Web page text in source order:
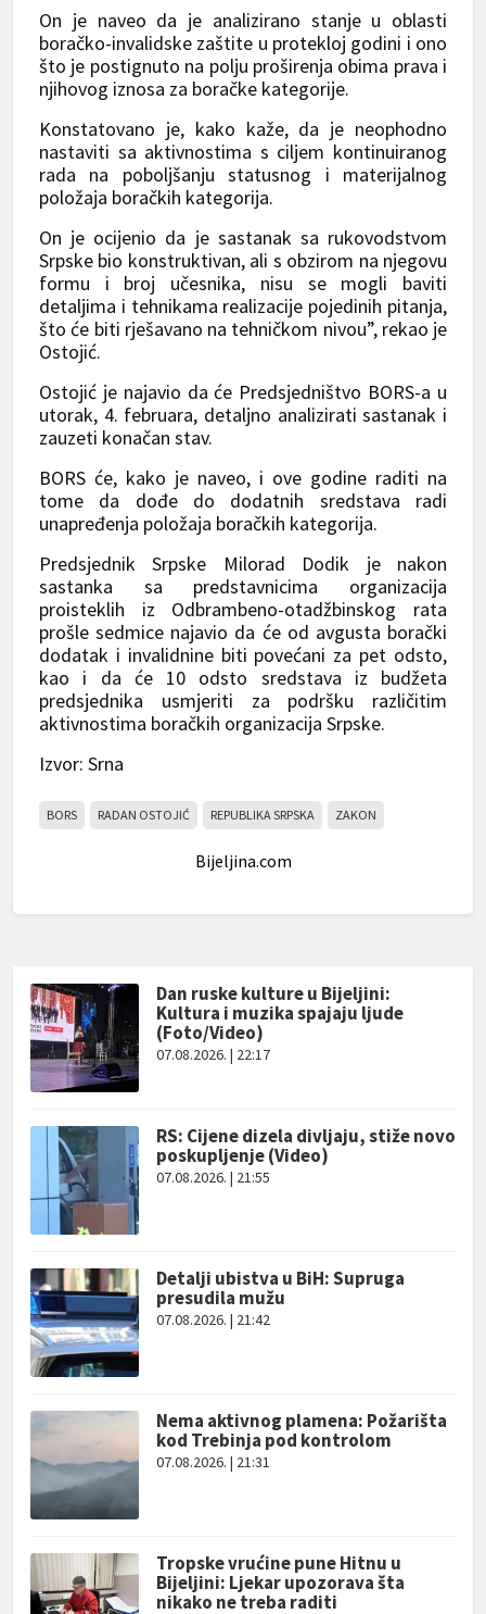
On je naveo da je analizirano stanje u oblasti
boračko-invalidske zaštite u protekloj godini i ono
što je postignuto na polju proširenja obima prava i
njihovog iznosa za boračke kategorije.
Konstatovano je, kako kaže, da je neophodno
nastaviti sa aktivnostima s ciljem kontinuiranog
rada na poboljšanju statusnog i materijalnog
položaja boračkih kategorija.
On je ocijenio da je sastanak sa rukovodstvom
Srpske bio konstruktivan, ali s obzirom na njegovu
formu i broj učesnika, nisu se mogli baviti
detaljima i tehnikama realizacije pojedinih pitanja,
što će biti rješavano na tehničkom nivou”, rekao je
Ostojić.
Ostojić je najavio da će Predsjedništvo BORS-a u
utorak, 4. februara, detaljno analizirati sastanak i
zauzeti konačan stav.
BORS će, kako je naveo, i ove godine raditi na
tome da dođe do dodatnih sredstava radi
unapređenja položaja boračkih kategorija.
Predsjednik Srpske Milorad Dodik je nakon
sastanka sa predstavnicima organizacija
proisteklih iz Odbrambeno-otadžbinskog rata
prošle sedmice najavio da će od avgusta borački
dodatak i invalidnine biti povećani za pet odsto,
kao i da će 10 odsto sredstava iz budžeta
predsjednika usmjeriti za podršku različitim
aktivnostima boračkih organizacija Srpske.
Izvor: Srna
BORS RADAN OSTOJIĆ REPUBLIKA SRPSKA ZAKON
Bijeljina.com
Dan ruske kulture u Bijeljini:
Kultura i muzika spajaju ljude
(Foto/Video)
07.08.2026. | 22:17
RS: Cijene dizela divljaju, stiže novo
poskupljenje (Video)
07.08.2026. | 21:55
Detalji ubistva u BiH: Supruga
presudila mužu
07.08.2026. | 21:42
Nema aktivnog plamena: Požarišta
kod Trebinja pod kontrolom
07.08.2026. | 21:31
Tropske vrućine pune Hitnu u
Bijeljini: Ljekar upozorava šta
nikako ne treba raditi